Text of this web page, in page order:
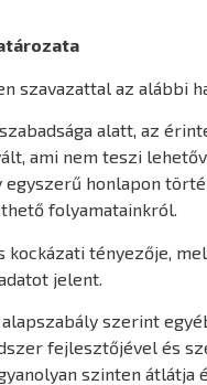
szavazattal az alábbi
alatt, az
ami nem teszi
honlapon
folyamatainkról.
tényezője,
jelent.
szerint
fejlesztőjével és
szinten